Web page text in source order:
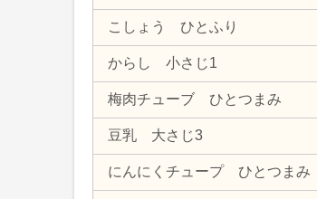
こしょう ひとふり
からし 小さじ1
梅肉チューブ ひとつまみ
豆乳 大さじ3
にんにくチュープ ひとつまみ